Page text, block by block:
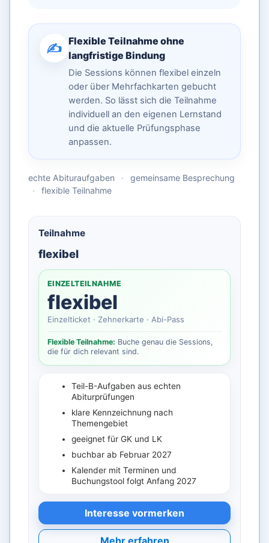
✍️ Flexible Teilnahme ohne
langfristige Bindung
Die Sessions können flexibel einzeln
oder über Mehrfachkarten gebucht
werden. So lässt sich die Teilnahme
individuell an den eigenen Lernstand
und die aktuelle Prüfungsphase
anpassen.
echte Abituraufgaben ·
gemeinsame Besprechung
·
flexible Teilnahme
Teilnahme
flexibel
EINZELTEILNAHME
flexibel
Einzelticket · Zehnerkarte · Abi-Pass
Flexible Teilnahme: Buche genau die Sessions,
die für dich relevant sind.
Teil-B-Aufgaben aus echten
Abiturprüfungen
klare Kennzeichnung nach
Themengebiet
geeignet für GK und LK
buchbar ab Februar 2027
Kalender mit Terminen und
Buchungstool folgt Anfang 2027
Interesse vormerken
Mehr erfahren